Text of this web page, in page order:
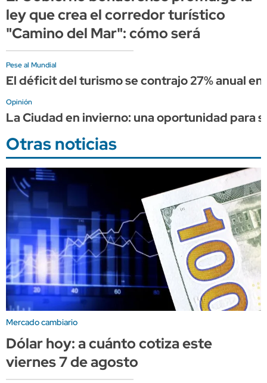
ley que crea el corredor turístico
"Camino del Mar": cómo será
Pese al Mundial
El déficit del turismo se contrajo 27% anual
Opinión
La Ciudad en invierno: una oportunidad para
Otras noticias
Mercado cambiario
Dólar hoy: a cuánto cotiza este
viernes 7 de agosto